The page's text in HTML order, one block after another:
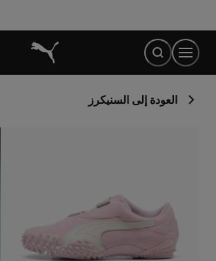
Content
العودة إلى السنيكرز